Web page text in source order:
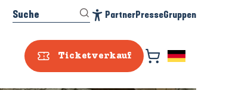
Ticketverkauf
Suche PartnerPresseGruppen